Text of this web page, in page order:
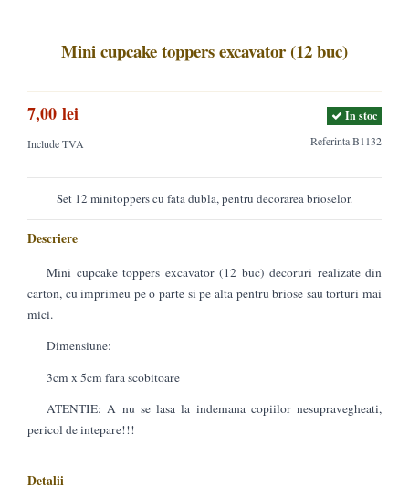
Mini cupcake toppers excavator (12 buc)
ReferintaB1132
In stoc
7,00 lei
Include TVA
Set 12 minitoppers cu fata dubla, pentru decorarea brioselor.
Descriere
Mini cupcake toppers excavator (12 buc) decoruri realizate din
carton, cu imprimeu pe o parte si pe alta pentru briose sau torturi mai
mici.
Dimensiune:
3cm x 5cm fara scobitoare
ATENTIE: A nu se lasa la indemana copiilor nesupravegheati,
pericol de intepare!!!
Detalii